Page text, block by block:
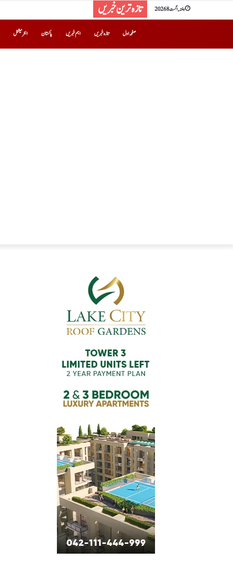
ہفتہ, اگست 8 2026 تازہ ترین خبریں
صفحہ اول تازہ خبریں اہم خبریں پاکستان انٹرنیشنل